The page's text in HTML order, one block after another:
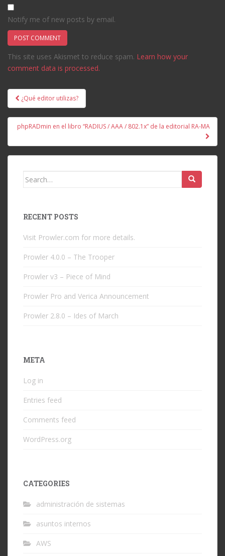
Notify me of new posts by email.
This site uses Akismet to reduce spam. Learn how your
comment data is processed.
Post
navigation
¿Qué editor utilizas?
phpRADmin en el libro “RADIUS / AAA / 802.1x” de la editorial RA-MA
Search
RECENT POSTS
Visit Prowler.com for more details.
Prowler 4.0.0 – The Trooper
Prowler v3 – Piece of Mind
Prowler Pro and Verica Announcement
Prowler 2.8.0 – Ides of March
META
Log in
Entries feed
Comments feed
WordPress.org
CATEGORIES
administración de sistemas
asuntos internos
AWS